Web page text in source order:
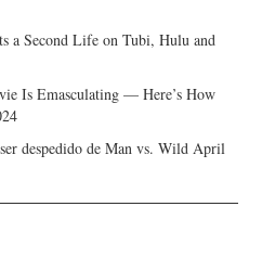
a Second Life on Tubi, Hulu and
Is Emasculating — Here’s How
despedido de Man vs. Wild April